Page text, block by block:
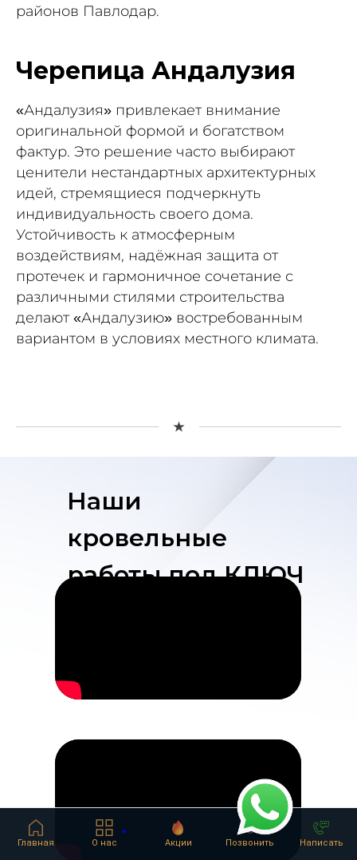
Главная О нас Акции Позвонить Написать
районов Павлодар.
Черепица Андалузия
«Андалузия» привлекает внимание
оригинальной формой и богатством
фактур. Это решение часто выбирают
ценители нестандартных архитектурных
идей, стремящиеся подчеркнуть
индивидуальность своего дома.
Устойчивость к атмосферным
воздействиям, надёжная защита от
протечек и гармоничное сочетание с
различными стилями строительства
делают «Андалузию» востребованным
вариантом в условиях местного климата.
Наши
кровельные
работы под КЛЮЧ